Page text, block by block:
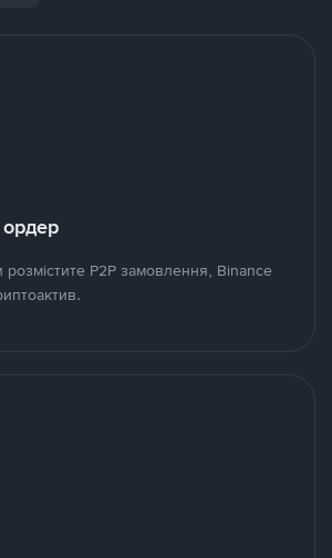
ордер
розмістите P2P замовлення, Binance